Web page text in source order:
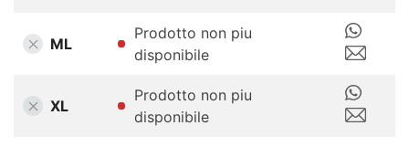
ML
Prodotto non piu
disponibile
XL
Prodotto non piu
disponibile